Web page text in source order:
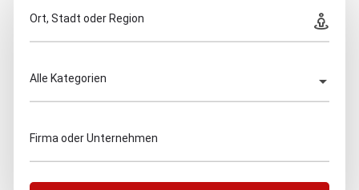
Ort, Stadt oder Region
Alle Kategorien
Firma oder Unternehmen